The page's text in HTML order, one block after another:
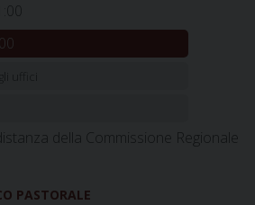
della Commissione Regionale
PASTORALE